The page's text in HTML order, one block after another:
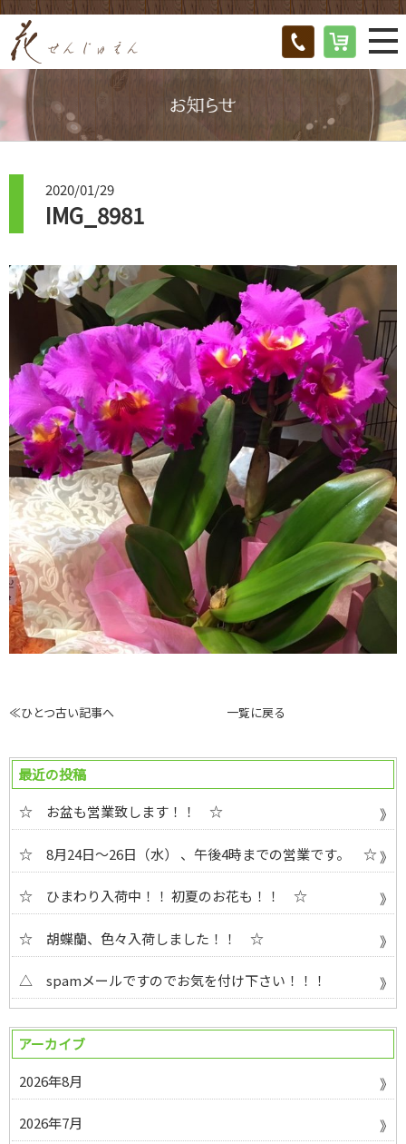
2020/01/29
IMG_8981
≪ひとつ古い記事へ 一覧に戻る
最近の投稿
☆ お盆も営業致します！！ ☆
☆ 8月24日～26日（水） 、午後4時までの営業です。 ☆
☆ ひまわり入荷中！！ 初夏のお花も！！ ☆
☆ 胡蝶蘭、色々入荷しました！！ ☆
△ spamメールですのでお気を付け下さい！！！
アーカイブ
2026年8月
2026年7月